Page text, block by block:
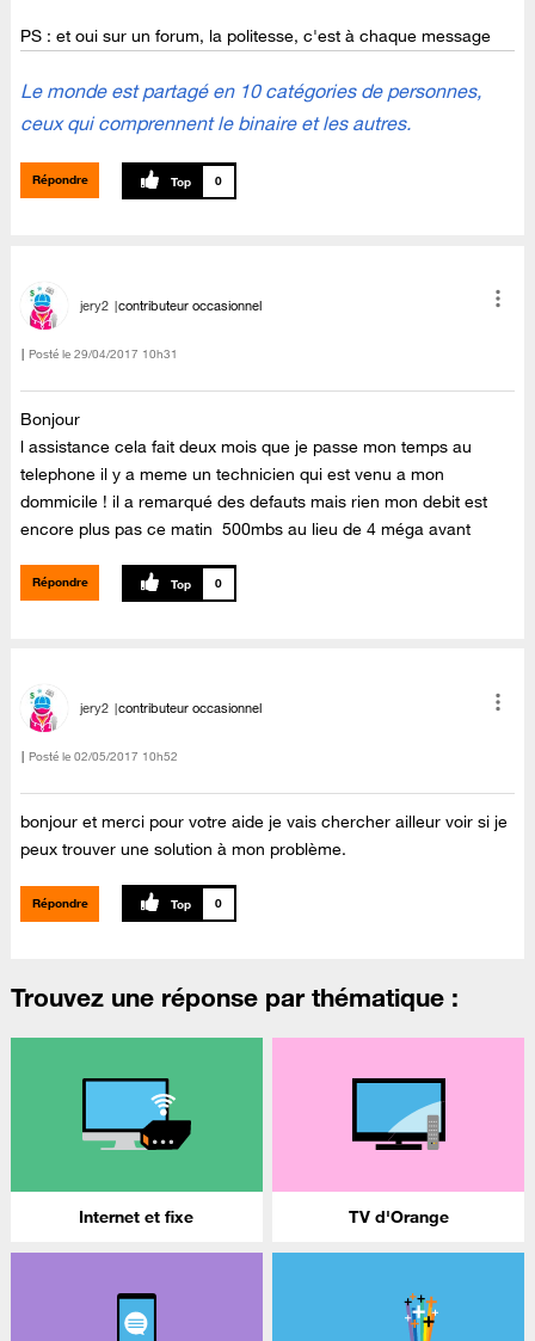
PS : et oui sur un forum, la politesse, c'est à chaque message
Le monde est partagé en 10 catégories de personnes,
ceux qui comprennent le binaire et les autres.
Répondre 0
jery2 contributeur occasionnel
Posté le ‎29/04/2017 10h31
Bonjour
l assistance cela fait deux mois que je passe mon temps au
telephone il y a meme un technicien qui est venu a mon
dommicile ! il a remarqué des defauts mais rien mon debit est
encore plus pas ce matin 500mbs au lieu de 4 méga avant
Répondre 0
jery2 contributeur occasionnel
Posté le ‎02/05/2017 10h52
bonjour et merci pour votre aide je vais chercher ailleur voir si je
peux trouver une solution à mon problème.
Répondre 0
Trouvez une réponse par thématique :
Internet et fixe TV d'Orange